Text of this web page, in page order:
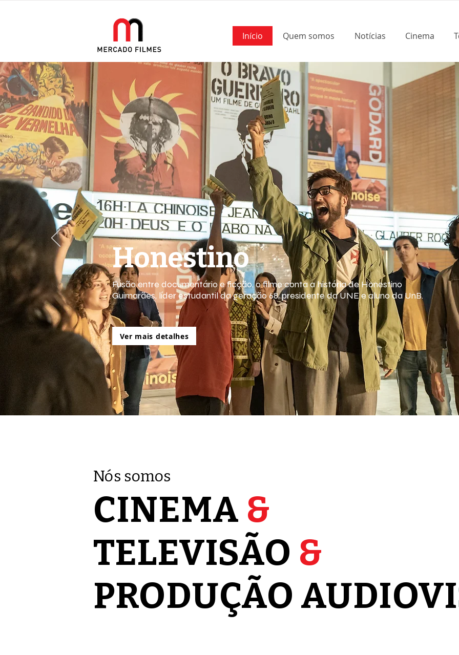
Início Quem somos Notícias Cinema
Honestino
Fusão entre documentário e ficção, o filme conta a história de Honestino
Guimarães, líder estudantil da geração 68, presidente da UNE e aluno da UnB.
Ver mais detalhes
Nós somos
CINEMA &
TELEVISÃO &
PRODUÇÃO